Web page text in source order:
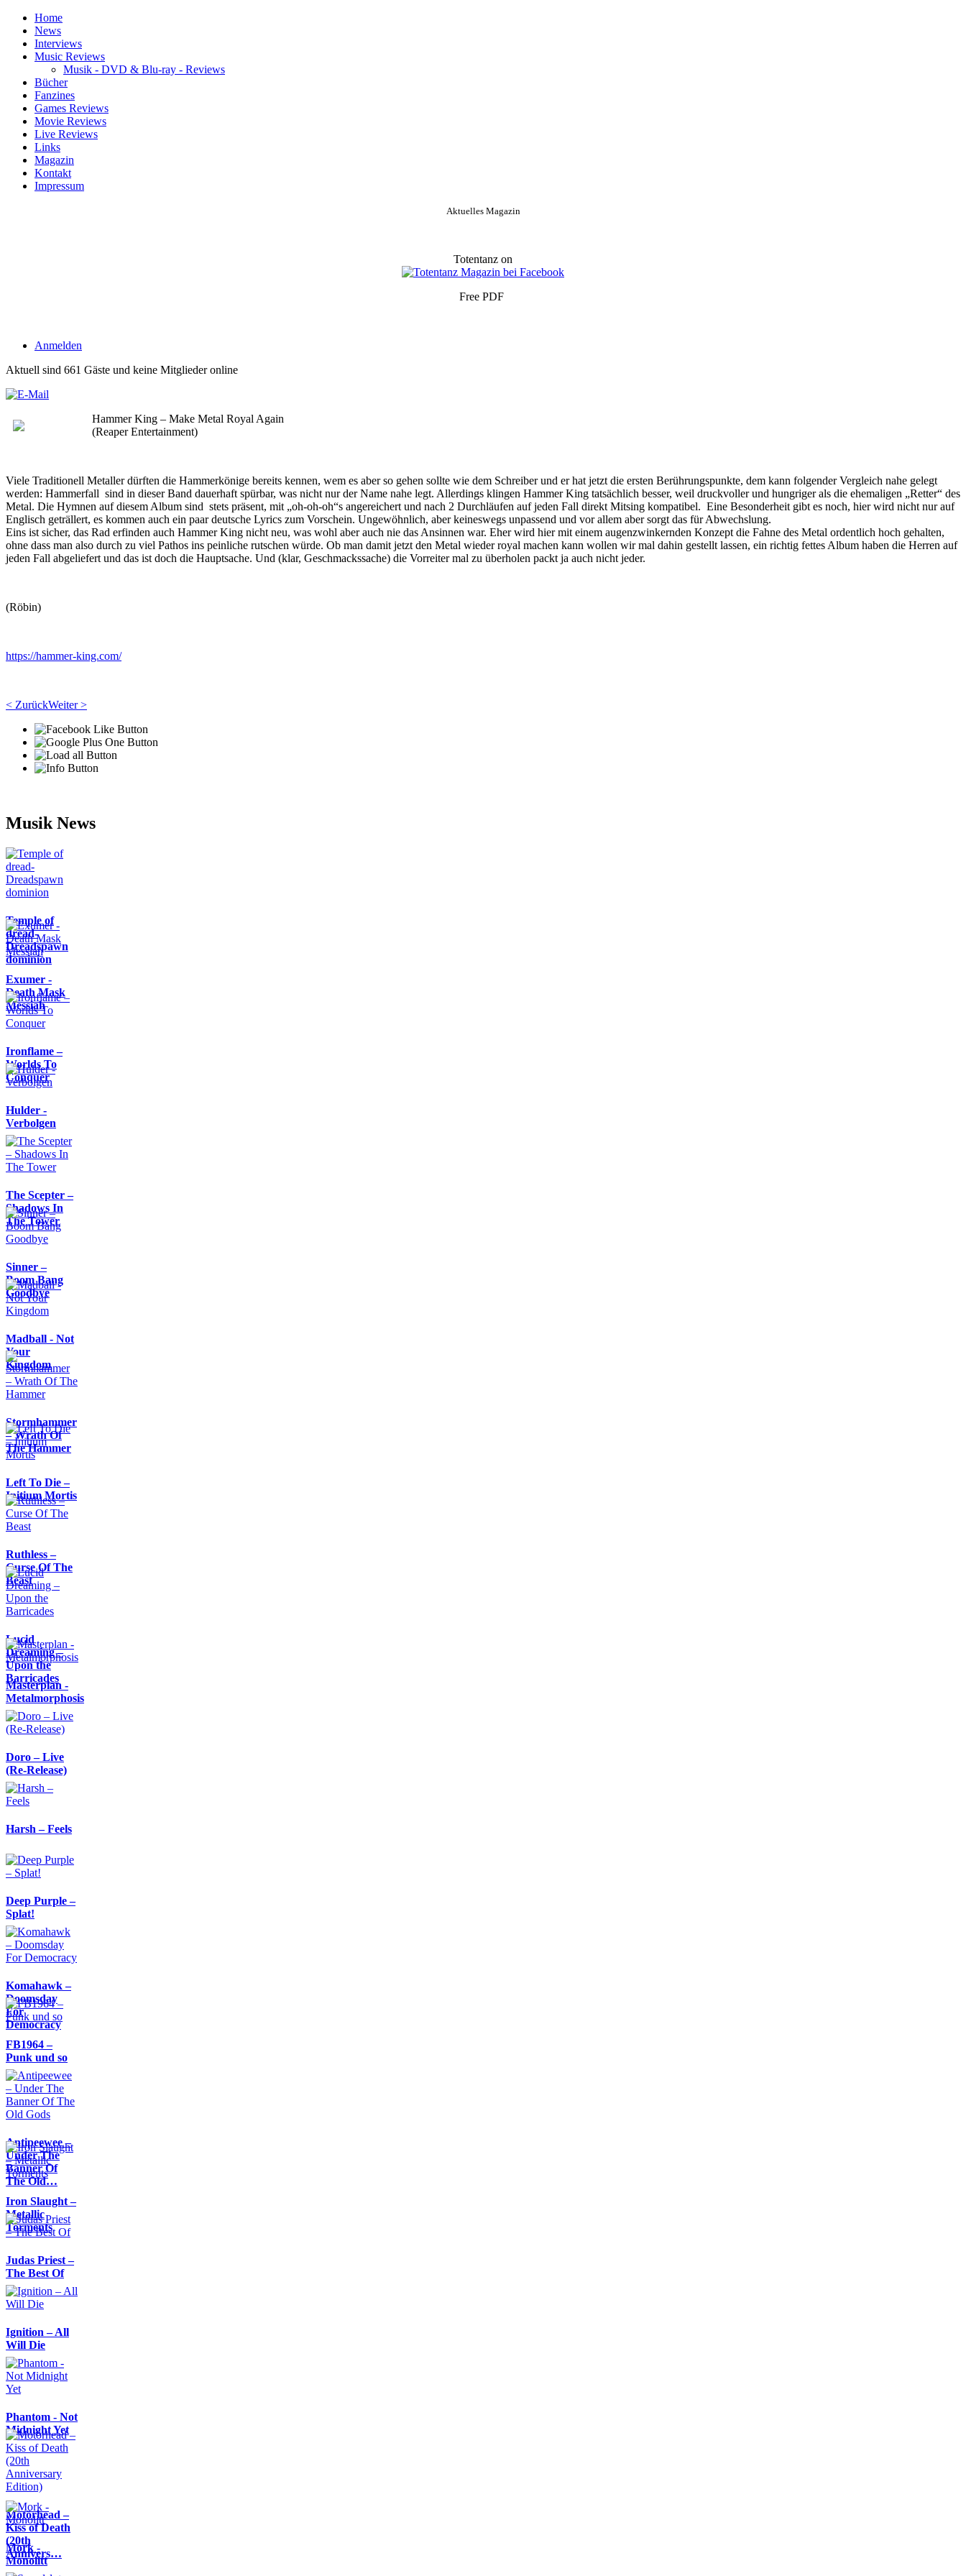
Home
News
Interviews
Music Reviews
Musik - DVD & Blu-ray - Reviews
Bücher
Fanzines
Games Reviews
Movie Reviews
Live Reviews
Links
Magazin
Kontakt
Impressum
Aktuelles Magazin
Totentanz on
Free PDF
Anmelden
Aktuell sind 661 Gäste und keine Mitglieder online
Hammer King – Make Metal Royal Again
(Reaper Entertainment)
Viele Traditionell Metaller dürften die Hammerkönige bereits kennen, wem es aber so gehen sollte wie dem Schreiber und er hat jetzt die ersten Berührungspunkte, dem kann folgender Vergleich nahe gelegt
werden: Hammerfall sind in dieser Band dauerhaft spürbar, was nicht nur der Name nahe legt. Allerdings klingen Hammer King tatsächlich besser, weil druckvoller und hungriger als die ehemaligen „Retter“ des
Metal. Die Hymnen auf diesem Album sind stets präsent, mit „oh-oh-oh“s angereichert und nach 2 Durchläufen auf jeden Fall direkt Mitsing kompatibel. Eine Besonderheit gibt es noch, hier wird nicht nur auf
Englisch geträllert, es kommen auch ein paar deutsche Lyrics zum Vorschein. Ungewöhnlich, aber keineswegs unpassend und vor allem aber sorgt das für Abwechslung.
Eins ist sicher, das Rad erfinden auch Hammer King nicht neu, was wohl aber auch nie das Ansinnen war. Eher wird hier mit einem augenzwinkernden Konzept die Fahne des Metal ordentlich hoch gehalten,
ohne dass man also durch zu viel Pathos ins peinliche rutschen würde. Ob man damit jetzt den Metal wieder royal machen kann wollen wir mal dahin gestellt lassen, ein richtig fettes Album haben die Herren auf
jeden Fall abgeliefert und das ist doch die Hauptsache. Und (klar, Geschmackssache) die Vorreiter mal zu überholen packt ja auch nicht jeder.
(Röbin)
https://hammer-king.com/
< ZurückWeiter >
Musik News
Temple of
dread-
Dreadspawn
dominion
Exumer -
Death Mask
Messiah
Ironflame –
Worlds To
Conquer
Hulder -
Verbolgen
The Scepter –
Shadows In
The Tower
Sinner –
Boom Bang
Goodbye
Madball - Not
Your
Kingdom
Stormhammer
– Wrath Of
The Hammer
Left To Die –
Initium Mortis
Ruthless –
Curse Of The
Beast
Lucid
Dreaming –
Upon the
Barricades
Masterplan -
Metalmorphosis
Doro – Live
(Re-Release)
Harsh – Feels
Deep Purple –
Splat!
Komahawk –
Doomsday
For
Democracy
FB1964 –
Punk und so
Antipeewee –
Under The
Banner Of
The Old…
Iron Slaught –
Metallic
Torments
Judas Priest –
The Best Of
Ignition – All
Will Die
Phantom - Not
Midnight Yet
Motörhead –
Kiss of Death
(20th
Annivers…
Mork -
Monolitt